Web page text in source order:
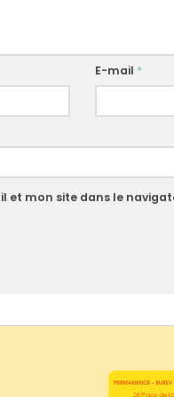
E-mail *
et mon site dans le